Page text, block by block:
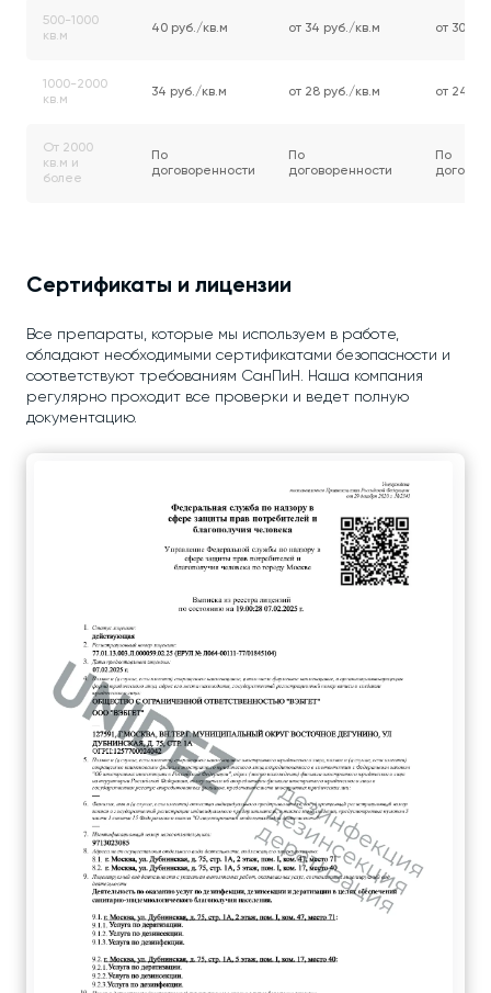
500-1000
кв.м
40 руб./кв.м от 34 руб./кв.м от 30
1000-2000
кв.м
34 руб./кв.м от 28 руб./кв.м от 24
От 2000
кв.м и
более
По
договоренности
По
договоренности
По
Сертификаты и лицензии
Все препараты, которые мы используем в работе,
обладают необходимыми сертификатами безопасности и
соответствуют требованиям СанПиН. Наша компания
регулярно проходит все проверки и ведет полную
документацию.